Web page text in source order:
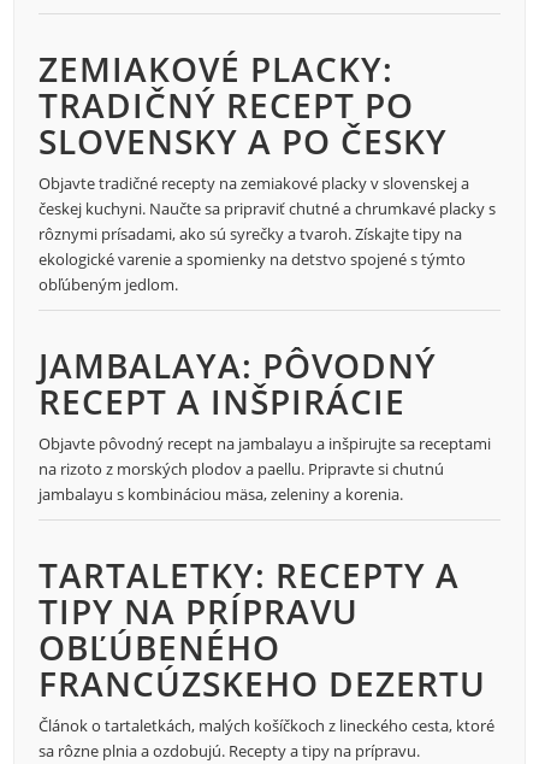
ZEMIAKOVÉ PLACKY:
TRADIČNÝ RECEPT PO
SLOVENSKY A PO ČESKY
Objavte tradičné recepty na zemiakové placky v slovenskej a
českej kuchyni. Naučte sa pripraviť chutné a chrumkavé placky s
rôznymi prísadami, ako sú syrečky a tvaroh. Získajte tipy na
ekologické varenie a spomienky na detstvo spojené s týmto
obľúbeným jedlom.
JAMBALAYA: PÔVODNÝ
RECEPT A INŠPIRÁCIE
Objavte pôvodný recept na jambalayu a inšpirujte sa receptami
na rizoto z morských plodov a paellu. Pripravte si chutnú
jambalayu s kombináciou mäsa, zeleniny a korenia.
TARTALETKY: RECEPTY A
TIPY NA PRÍPRAVU
OBĽÚBENÉHO
FRANCÚZSKEHO DEZERTU
Článok o tartaletkách, malých košíčkoch z lineckého cesta, ktoré
sa rôzne plnia a ozdobujú. Recepty a tipy na prípravu.